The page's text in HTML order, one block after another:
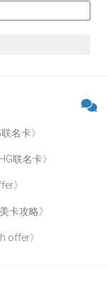
名卡》
联名卡》
》
卡攻略》
offer》